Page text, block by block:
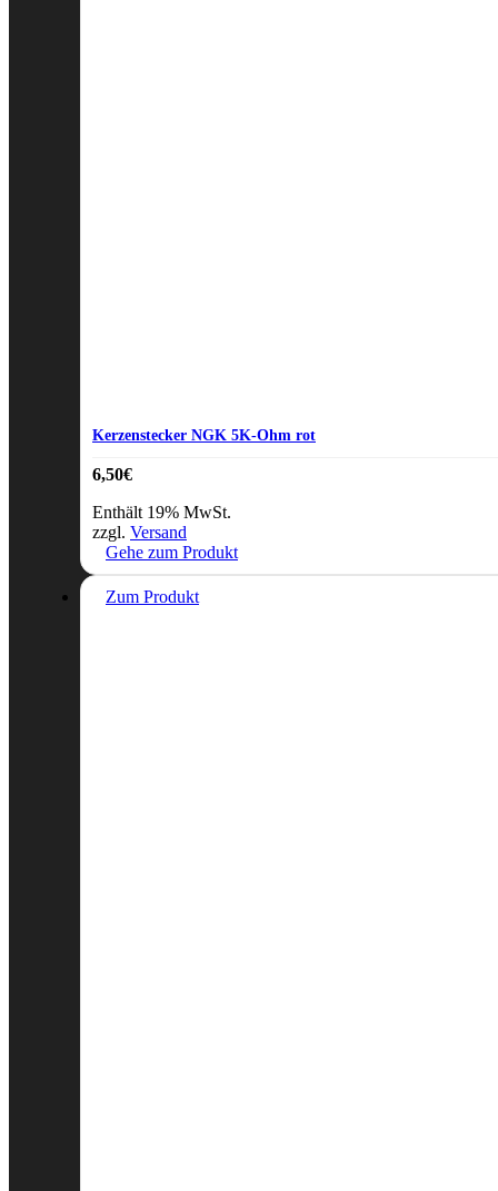
Kerzenstecker NGK 5K-Ohm rot
6,50€
Enthält 19% MwSt.
zzgl. Versand
Gehe zum Produkt
Zum Produkt